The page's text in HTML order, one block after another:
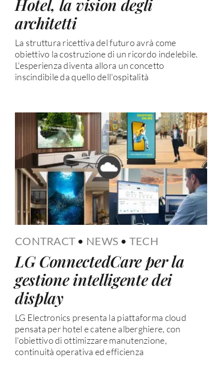
Hotel, la vision degli
architetti
La struttura ricettiva del futuro avrà come
obiettivo la costruzione di un ricordo indelebile.
L'esperienza diventa allora un concetto
inscindibile da quello dell'ospitalità
CONTRACT • NEWS • TECH
LG ConnectedCare per la
gestione intelligente dei
display
LG Electronics presenta la piattaforma cloud
pensata per hotel e catene alberghiere, con
l'obiettivo di ottimizzare manutenzione,
continuità operativa ed efficienza